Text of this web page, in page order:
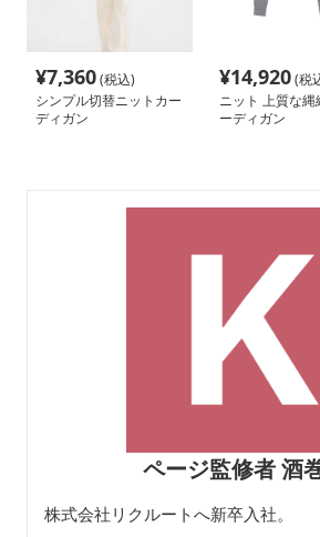
¥7,360(税込)
シンプル切替ニットカー
ディガン
¥14,920(税
ニット 上質な縄
ーディガン
ページ監修者 酒
株式会社リクルートへ新卒入社。